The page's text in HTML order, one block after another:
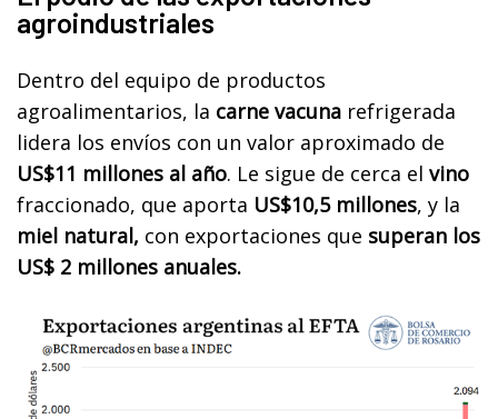
agroindustriales
Dentro del equipo de productos
agroalimentarios, la carne vacuna refrigerada
lidera los envíos con un valor aproximado de
US$11 millones al año. Le sigue de cerca el vino
fraccionado, que aporta US$10,5 millones, y la
miel natural, con exportaciones que superan los
US$ 2 millones anuales.